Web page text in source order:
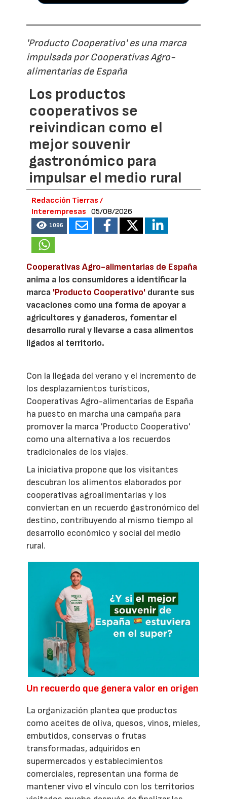
'Producto Cooperativo' es una marca
impulsada por Cooperativas Agro-
alimentarias de España
Los productos
cooperativos se
reivindican como el
mejor souvenir
gastronómico para
impulsar el medio rural
Redacción Tierras /
Interempresas
05/08/2026
1096
Cooperativas Agro-alimentarias de España
anima a los consumidores a identificar la
marca 'Producto Cooperativo' durante sus
vacaciones como una forma de apoyar a
agricultores y ganaderos, fomentar el
desarrollo rural y llevarse a casa alimentos
ligados al territorio.
Con la llegada del verano y el incremento de
los desplazamientos turísticos,
Cooperativas Agro-alimentarias de España
ha puesto en marcha una campaña para
promover la marca 'Producto Cooperativo'
como una alternativa a los recuerdos
tradicionales de los viajes.
La iniciativa propone que los visitantes
descubran los alimentos elaborados por
cooperativas agroalimentarias y los
conviertan en un recuerdo gastronómico del
destino, contribuyendo al mismo tiempo al
desarrollo económico y social del medio
rural.
Un recuerdo que genera valor en origen
La organización plantea que productos
como aceites de oliva, quesos, vinos, mieles,
embutidos, conservas o frutas
transformadas, adquiridos en
supermercados y establecimientos
comerciales, representan una forma de
mantener vivo el vínculo con los territorios